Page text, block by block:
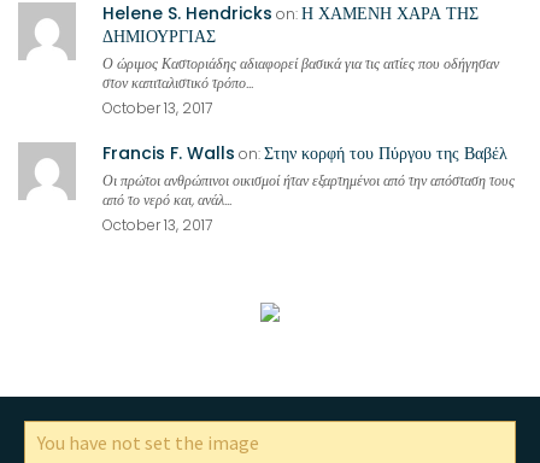
Helene S. Hendricks on:Η ΧΑΜΕΝΗ ΧΑΡΑ ΤΗΣ
ΔΗΜΙΟΥΡΓΙΑΣ
Ο ώριμος Καστοριάδης αδιαφορεί βασικά για τις αιτίες που οδήγησαν
στον καπιταλιστικό τρόπο...
October 13, 2017
Francis F. Walls on:Στην κορφή του Πύργου της Βαβέλ
Οι πρώτοι ανθρώπινοι οικισμοί ήταν εξαρτημένοι από την απόσταση τους
από το νερό και, ανάλ...
October 13, 2017
You have not set the image